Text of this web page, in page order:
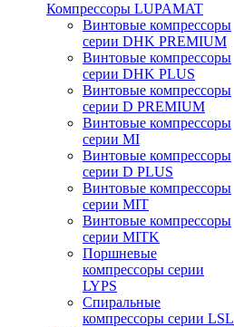
Компрессоры LUPAMAT
Винтовые компрессоры
серии DHK PREMIUM
Винтовые компрессоры
серии DHK PLUS
Винтовые компрессоры
серии D PREMIUM
Винтовые компрессоры
серии MI
Винтовые компрессоры
серии D PLUS
Винтовые компрессоры
серии MIT
Винтовые компрессоры
серии MITK
Поршневые
компрессоры серии
LYPS
Спиральные
компрессоры серии LSL